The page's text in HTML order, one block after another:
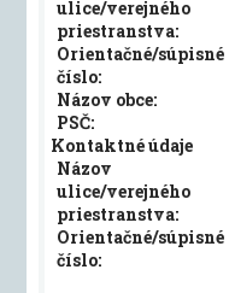
ulice/verejného
priestranstva:
Orientačné/súpisné
číslo:
Názov obce:
PSČ:
Kontaktné údaje
Názov
ulice/verejného
priestranstva:
Orientačné/súpisné
číslo: